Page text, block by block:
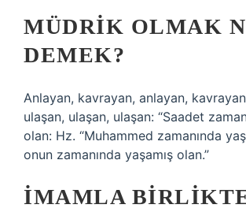
MÜDRIK OLMAK
DEMEK?
Anlayan, kavrayan, anlayan,
ulaşan, ulaşan, ulaşan: “Saadet
olan: Hz. “Muhammed zamanında
onun zamanında yaşamış olan.”
İMAMLA